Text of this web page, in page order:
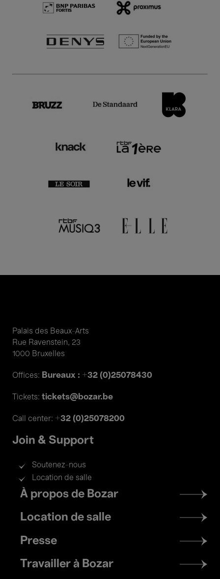
Palais des Beaux-Arts
Rue Ravenstein, 23
1000 Bruxelles
Offices: Bureaux : +32 (0)25078430
Tickets: tickets@bozar.be
Call center: +32 (0)25078200
Join & Support
Soutenez-nous
Location de salle
Footer
menu
À propos de Bozar
Location de salle
Presse
Travailler à Bozar